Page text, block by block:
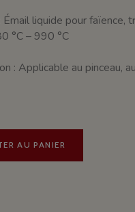
Émail liquide pour
°C – 990 °C
: Applicable au pinceau,
AU PANIER